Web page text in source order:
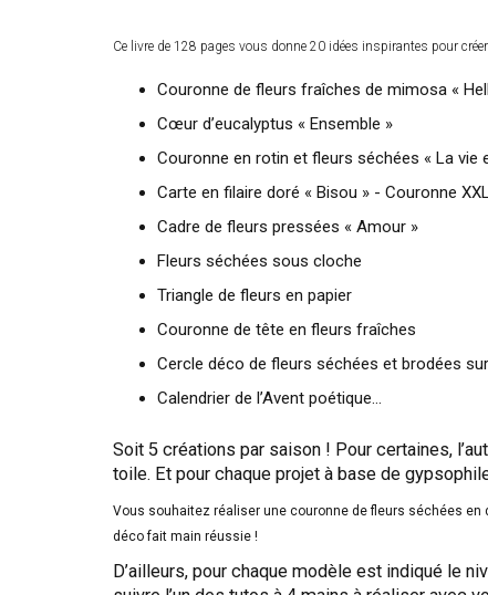
Ce livre de 128 pages vous donne 20 idées inspirantes pour
Couronne de fleurs fraîches de mimosa «
Cœur d’eucalyptus « Ensemble »
Couronne en rotin et fleurs séchées « La
Carte en filaire doré « Bisou » - Couronne
Cadre de fleurs pressées « Amour »
Fleurs séchées sous cloche
Triangle de fleurs en papier
Couronne de tête en fleurs fraîches
Cercle déco de fleurs séchées et brodées
Calendrier de l’Avent poétique…
Soit 5 créations par saison ! Pour certaines,
toile. Et pour chaque projet à base de
Vous souhaitez réaliser une couronne de fleurs séchées en
déco fait main réussie !
D’ailleurs, pour chaque modèle est indiqué le